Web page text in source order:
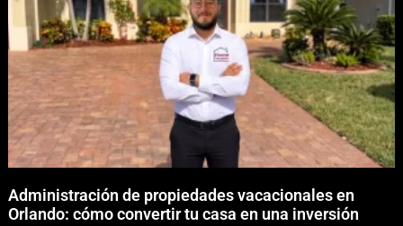
Administración de propiedades vacacionales en
Orlando: cómo convertir tu casa en una inversión